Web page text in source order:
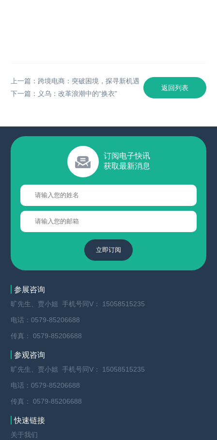
上一篇：跨境电商：突破困境，探寻新机遇
下一篇：义乌：改革浪潮中的“换衣”
返回列表
订阅电子快讯
获取最新消息
立即订阅
参展咨询
旷先生、贾小姐 手机号同V： 15058515235
电话：0579-85206688
传真： 0579-85206688
参观咨询
旷先生、贾小姐 手机号同V： 15058515235
电话：0579-85206688
传真： 0579-85206688
快速链接
关于我们